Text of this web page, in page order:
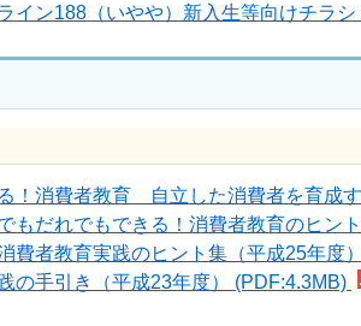
イン188（いやや）新入生等向けチラ
！消費者教育 自立した消費者を育成
もだれでもできる！消費者教育のヒン
費者教育実践のヒント集（平成25年度
の手引き（平成23年度） (PDF:4.3MB)